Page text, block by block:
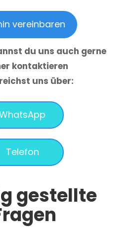
vereinbaren
du uns auch gerne
kontaktieren
uns über:
Telefon
gestellte